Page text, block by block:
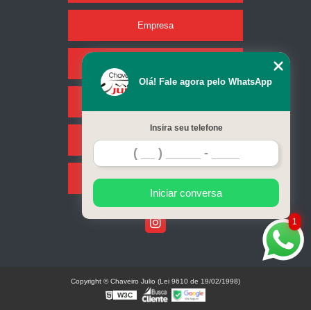
Empresa
Contato
Mapa do site
1
Olá! Fale agora pelo WhatsApp
Insira seu telefone
Iniciar conversa
Copyright © Chaveiro Julio (Lei 9610 de 19/02/1998)
W3C